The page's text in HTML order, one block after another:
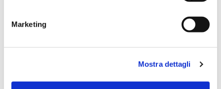
Marketing
Mostra dettagli